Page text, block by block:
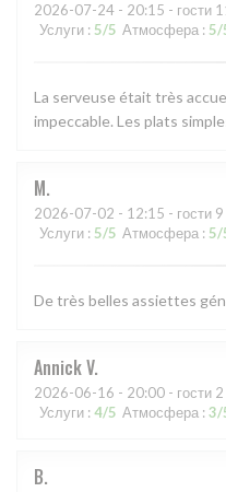
2026-07-24 - 20:15 - гости
Услуги : 5/5 Атмосфера : 5/
La serveuse était très
impeccable. Les plats
M
2026-07-02 - 12:15 - гости 9
Услуги : 5/5 Атмосфера : 5/
De très belles assiettes
AnnickV
2026-06-16 - 20:00 - гости 2
Услуги : 4/5 Атмосфера : 3/
B